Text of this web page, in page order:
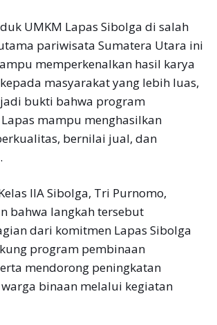
UMKM Lapas Sibolga di salah
pariwisata Sumatera Utara ini
memperkenalkan hasil karya
masyarakat yang lebih luas,
bukti bahwa program
mampu menghasilkan
bernilai jual, dan
IIA Sibolga, Tri Purnomo,
bahwa langkah tersebut
dari komitmen Lapas Sibolga
program pembinaan
mendorong peningkatan
binaan melalui kegiatan